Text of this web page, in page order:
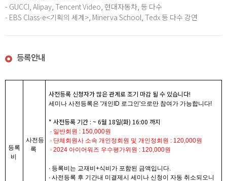
- GUCCI, Alipay, Tencent Video, 현대자동차, 등 다수
- EBS Class-e<기획의 세계>, Minerva School, Tedx 등 다수 강연
등록안내
등록
비
​사전등
록
사전등록 신청자가 많은 관계로 조기 마감 될 수 있습니다!
세미나 사전등록은 '개인ID 로그인'으로만 참여가 가능합니다!
* 사전등록 기간 : ~ 6월 18일(화) 16:00 까지
∙ 일반회원 : 150,000원
​ ∙ ​단체회원사 소속 개인정회원 및 개인정회원 : 120,000원
​ ∙ 2024 아이어워즈 우수평가위원​ : 120,000원
∙ 등록비는 교재비+식비가 포함된 금액입니다.
∙ 사전등록 후 기간내 미결제시 세미나 신청이 자동 취소되오니